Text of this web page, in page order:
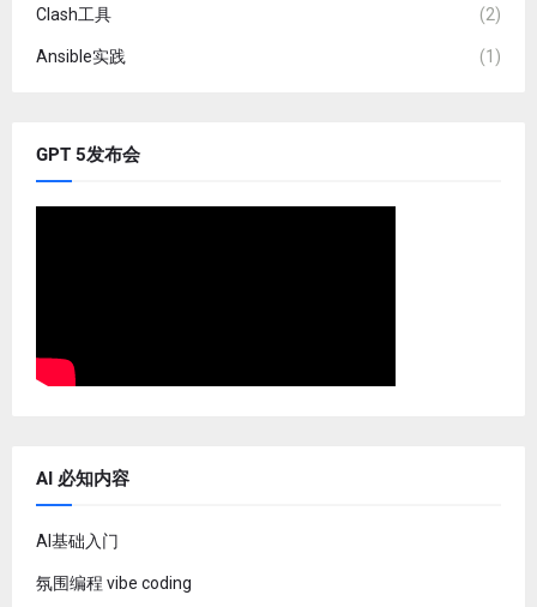
Clash工具 (2)
Ansible实践 (1)
GPT 5发布会
AI 必知内容
AI基础入门
氛围编程 vibe coding